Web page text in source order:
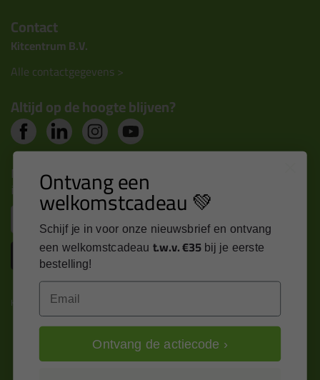
Contact
Kitcentrum B.V.
Alle contactgegevens >
Altijd op de hoogte blijven?
Nieuws, tips en exclusieve deals rechtstreeks in je
inbox
Inschrijven
Kitcentrum is trots op:
Ontvang een
welkomstcadeau 💚
Schijf je in voor onze nieuwsbrief en ontvang
een welkomstcadeau t.w.v. €35 bij je eerste
bestelling!
Email
Ontvang de actiecode ›